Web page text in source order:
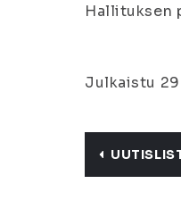
Hallituksen
Julkaistu